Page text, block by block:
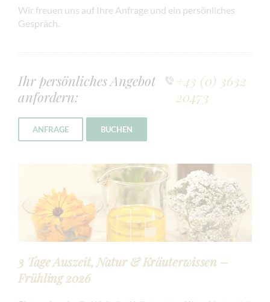
Wir freuen uns auf Ihre Anfrage und ein persönliches
Gespräch.
Ihr persönliches Angebot
anfordern:
+43 (0) 3632
20473
ANFRAGE BUCHEN
3 Tage Auszeit, Natur & Kräuterwissen –
Frühling 2026